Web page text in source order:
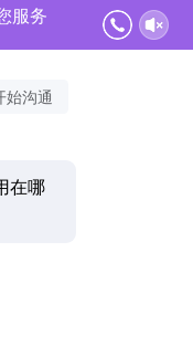
服务
始沟通
在哪